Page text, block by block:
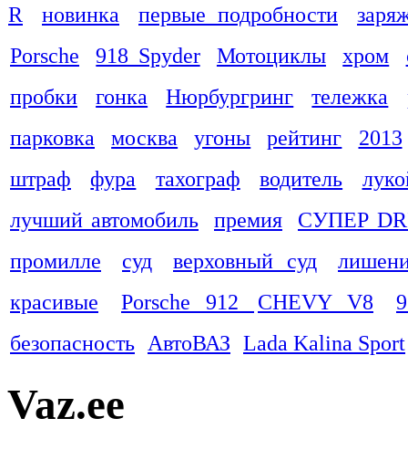
R
новинка первые подробности
Porsche
918 Spyder Мотоциклы хром
пробки
гонка Нюрбургринг тележка
парковка
москва угоны рейтинг
2013
штраф
фура тахограф водитель
лучший автомобиль
премия
СУПЕР
промилле
суд верховный суд
красивые
Porsche 912 CHEVY V8
безопасность АвтоВАЗ Lada Kalina Sport
Vaz.ee